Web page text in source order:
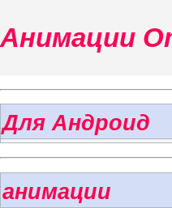
Анимации
Для Андроид
анимации